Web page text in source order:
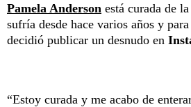
Pamela Anderson está curada de la
sufría desde hace varios años y
decidió publicar un desnudo en
“Estoy curada y me acabo de